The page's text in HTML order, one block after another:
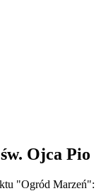
Ojca Pio
"Ogród Marzeń":